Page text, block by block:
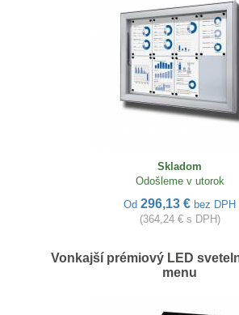
Skladom
Odošleme v utorok
Od 296,13 € bez DPH
(364,24 € s DPH)
Vonkajší prémiový LED
menu